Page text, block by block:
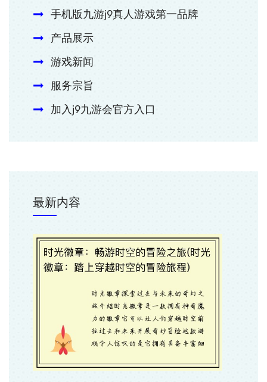
手机版九游j9真人游戏第一品牌
产品展示
游戏新闻
服务宗旨
加入j9九游会官方入口
最新内容